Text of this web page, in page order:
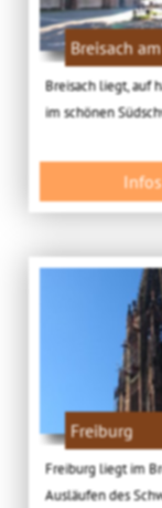
Breisach
Breisach liegt, auf
im schönen
Infos
Freiburg
Freiburg liegt im
Ausläufen des